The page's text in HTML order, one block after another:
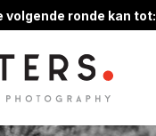
volgende ronde kan tot: